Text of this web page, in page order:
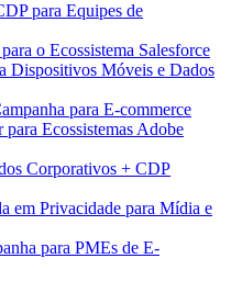
para Equipes de
o Ecossistema Salesforce
Móveis e Dados
para E-commerce
Ecossistemas Adobe
Corporativos + CDP
Privacidade para Mídia e
para PMEs de E-